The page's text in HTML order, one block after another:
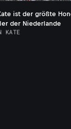
ist der größte
der Niederlande
KATE